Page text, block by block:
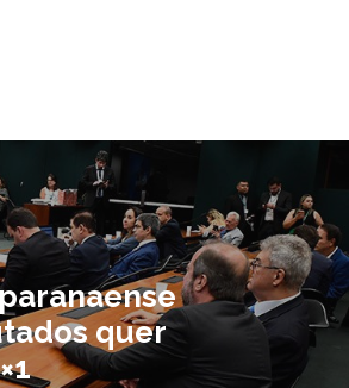
quer